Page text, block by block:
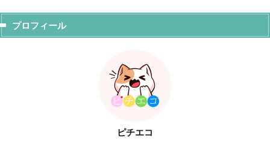
プロフィール
ピチエコ